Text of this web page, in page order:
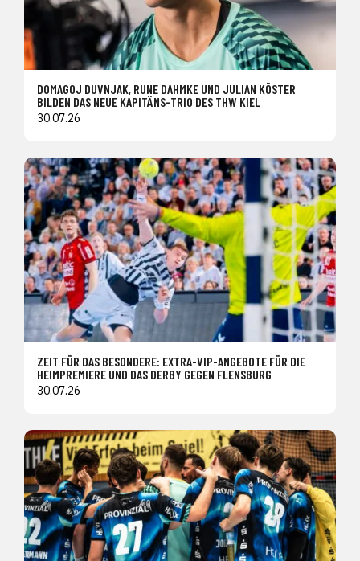
DOMAGOJ DUVNJAK, RUNE DAHMKE UND JULIAN KÖSTER
BILDEN DAS NEUE KAPITÄNS-TRIO DES THW KIEL
30.07.26
ZEIT FÜR DAS BESONDERE: EXTRA-VIP-ANGEBOTE FÜR DIE
HEIMPREMIERE UND DAS DERBY GEGEN FLENSBURG
30.07.26